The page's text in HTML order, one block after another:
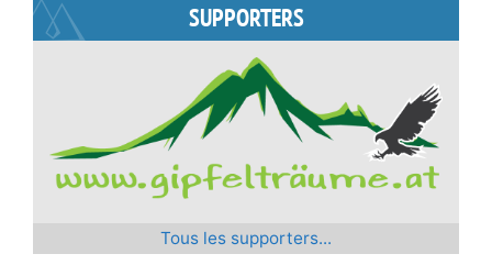
SUPPORTERS
Tous les supporters...